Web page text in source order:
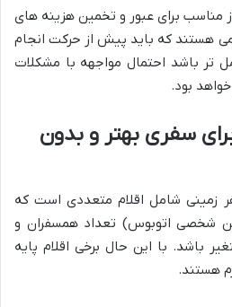
مناسب برای عبور و تخمین هزینه های
هستند که باید پیش از حرکت انجام
تر باشد احتمال مواجهه با مشکلات
بود.
سفری بهتر و بدون
زمینی شامل اقلام متعددی است که
شخصی اتوبوس) تعداد همسفران و
باشد. با این حال برخی اقلام پایه
هستند.